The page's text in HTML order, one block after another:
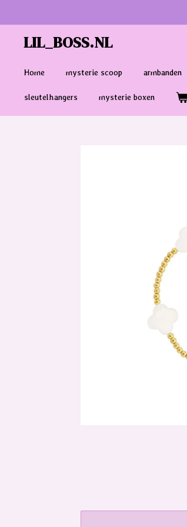
hoofdinhoud
LIL_BOSS.NL
Home mysterie scoop armbanden
sleutelhangers mysterie boxen